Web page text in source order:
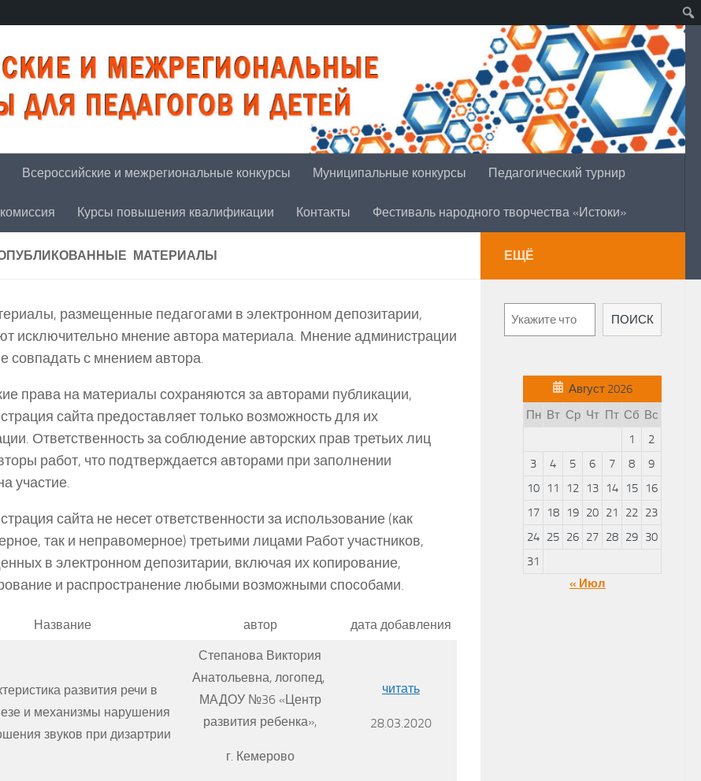
Всероссийские и межрегиональные конкурсы Муниципальные конкурсы Педагогический турнир
Курсы повышения квалификации Контакты Фестиваль народного творчества «Истоки»
МАТЕРИАЛЫ
размещенные педагогами в электронном депозитарии,
исключительно мнение автора материала. Мнение администрации
совпадать с мнением автора.
права на материалы сохраняются за авторами публикации,
сайта предоставляет только возможность для их
Ответственность за соблюдение авторских прав третьих лиц
работ, что подтверждается авторами при заполнении
участие.
сайта не несет ответственности за использование (как
так и неправомерное) третьими лицами Работ участников,
в электронном депозитарии, включая их копирование,
и распространение любыми возможными способами.
Название автор дата добавления
развития речи в
и механизмы нарушения
звуков при дизартрии
Степанова Виктория
Анатольевна, логопед,
МАДОУ №36 «Центр
развития ребенка»,
г. Кемерово
читать
28.03.2020
ЕЩЁ
Поиск
ПОИСК
Август 2026
Пн Вт Ср Чт Пт Сб Вс
1
2
3
4 5 6 7 8
9
10
11 12 13 14 15
16
17
18 19 20 21 22 23
24 25 26 27 28 29 30
31
« Июл